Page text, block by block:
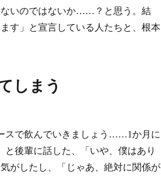
ないのではないか……？と思う。結
す」と宣言している人たちと、根本
しまう
スで飲んでいきましょう……1か月に
後輩に話した、「いや、僕はあり
がしたし、「じゃあ、絶対に関係が